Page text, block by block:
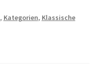
, Kategorien, Klassische